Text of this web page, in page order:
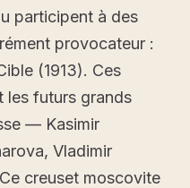
participent à des
provocateur :
(1913). Ces
les futurs grands
— Kasimir
Vladimir
creuset moscovite